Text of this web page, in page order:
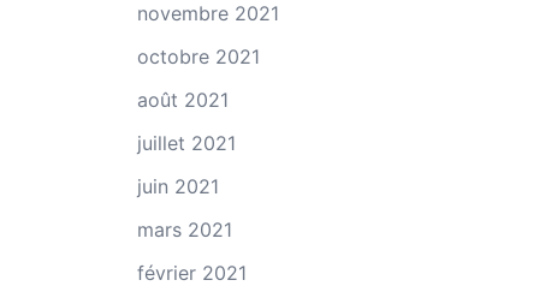
novembre 2021
octobre 2021
août 2021
juillet 2021
juin 2021
mars 2021
février 2021